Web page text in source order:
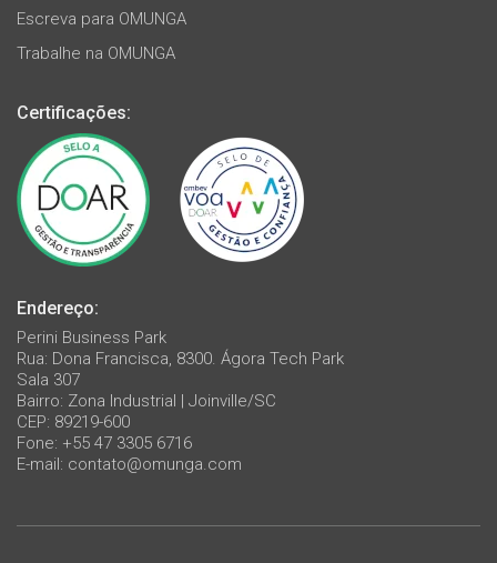
Escreva para OMUNGA
Trabalhe na OMUNGA
Certificações:
Endereço:
Perini Business Park
Rua: Dona Francisca, 8300. Ágora Tech Park
Sala 307
Bairro: Zona Industrial | Joinville/SC
CEP: 89219-600
Fone: +55 47 3305 6716
E-mail: contato@omunga.com